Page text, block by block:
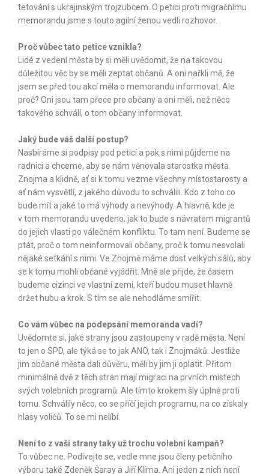
tetování s ukrajinským trojzubcem. O petici proti migračnímu
memorandu jsme s touto agilní ženou vedli rozhovor.
Proč vůbec tato petice vznikla?
Lidé z vedení města by si měli uvědomit, že na takovou
důležitou věc by se měli zeptat občanů. A oni nařkli mě, že
jsem se před tou akcí měla o memorandu informovat. Ale
proč? Oni jsou tam přece pro občany a oni měli, než něco
takového schválí, o tom občany informovat.
Jaký bude váš další postup?
Nasbíráme si podpisy pod peticí a pak s nimi půjdeme na
radnici a chceme, aby se nám věnovala starostka města
Znojma a klidně, ať si k tomu vezme všechny místostarosty a
ať nám vysvětlí, z jakého důvodu to schválili. Kdo z toho co
bude mít a jaké to má výhody a nevýhody. A hlavně, kde je
v tom memorandu uvedeno, jak to bude s návratem migrantů
do jejich vlasti po válečném konfliktu. To tam není. Budeme se
ptát, proč o tom neinformovali občany, proč k tomu nesvolali
nějaké setkání s nimi. Ve Znojmě máme dost velkých sálů, aby
se k tomu mohli občané vyjádřit. Mně ale přijde, že časem
budeme cizinci ve vlastní zemi, kteří budou muset hlavně
držet hubu a krok. S tím se ale nehodláme smířit.
Co vám vůbec na podepsání memoranda vadí?
Uvědomte si, jaké strany jsou zastoupeny v radě města. Není
to jen o SPD, ale týká se to jak ANO, tak i Znojmáků. Jestliže
jim občané města dali důvěru, měli by jim ji oplatit. Přitom
minimálně dvě z těch stran mají migraci na prvních místech
svých volebních programů. Ale tímto krokem šly úplně proti
tomu. Schválily něco, co se příčí jejich programu, na co získaly
hlasy voličů. To se mi nelíbí.
Není to z vaší strany taky už trochu volební kampaň?
To vůbec ne. Podívejte se, vedle mne jsou členy petičního
výboru také Zdeněk Šaray a Jiří Klíma. Ani jeden z nich není